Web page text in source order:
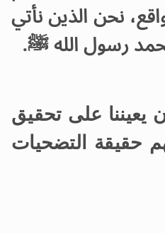
نحن الذين نأتي
رسول الله ﷺ.
يعيننا على تحقيق
حقيقة التضحيات